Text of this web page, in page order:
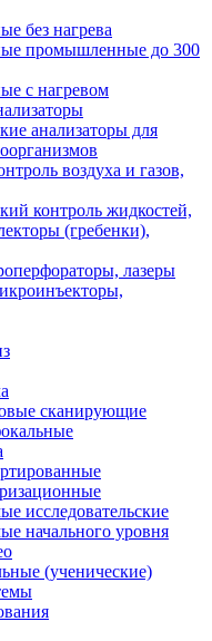
без нагрева
промышленные до 300
с нагревом
анализаторы для
воздуха и газов,
контроль жидкостей,
(гребенки),
лазеры
сканирующие
исследовательские
начального уровня
(ученические)